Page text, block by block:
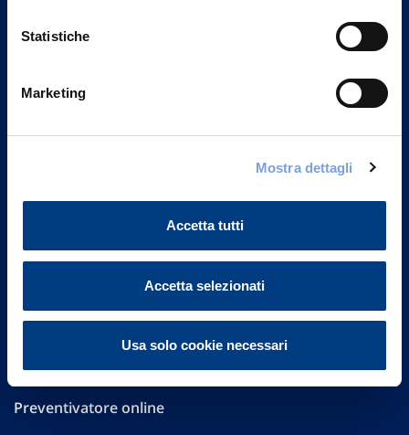
Statistiche
Marketing
Mostra dettagli
Accetta tutti
Accetta selezionati
Usa solo cookie necessari
20149 Milano
FAQ
Governance
Performances
Press
Preventivatore online